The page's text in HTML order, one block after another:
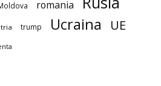
romania
trump Ucraina UE